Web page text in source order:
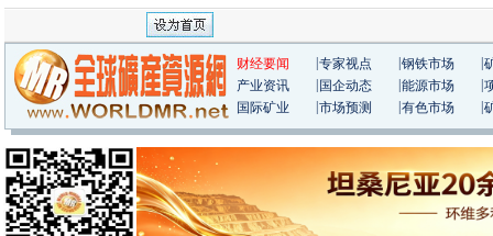
财经要闻 专家视点 钢铁市场
产业资讯
国企动态 能源市场
国际矿业
市场预测 有色市场